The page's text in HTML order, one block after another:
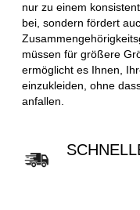
nur zu einem
bei, sondern fördert
müssen für größere
ermöglicht es Ihnen,
einzukleiden, ohne
anfallen.